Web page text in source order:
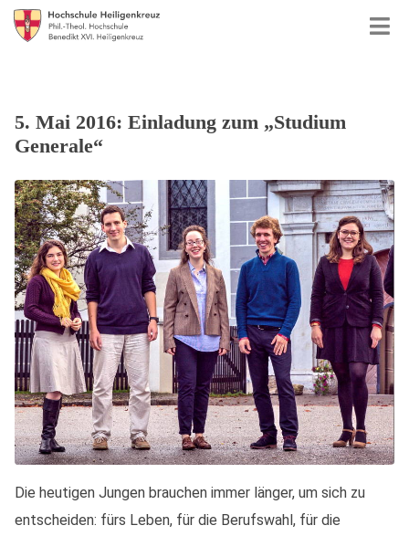
5. Mai 2016: Einladung zum „Studium
Generale“
Die heutigen Jungen brauchen immer länger, um sich zu
entscheiden: fürs Leben, für die Berufswahl, für die